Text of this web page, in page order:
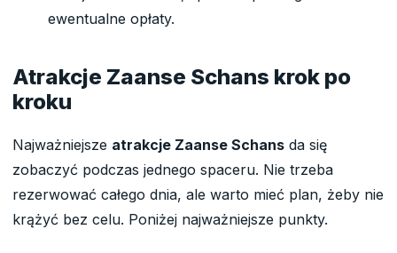
ewentualne opłaty.
Atrakcje Zaanse Schans krok po
kroku
Najważniejsze atrakcje Zaanse Schans da się
zobaczyć podczas jednego spaceru. Nie trzeba
rezerwować całego dnia, ale warto mieć plan, żeby nie
krążyć bez celu. Poniżej najważniejsze punkty.